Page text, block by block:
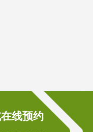
线预约